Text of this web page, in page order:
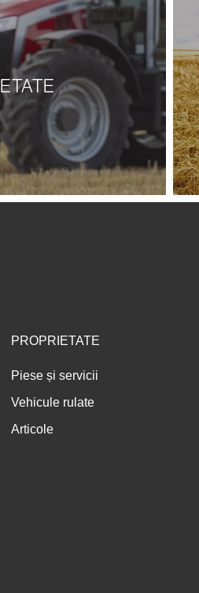
PROPRIETATE
Piese și servicii
Vehicule rulate
Articole